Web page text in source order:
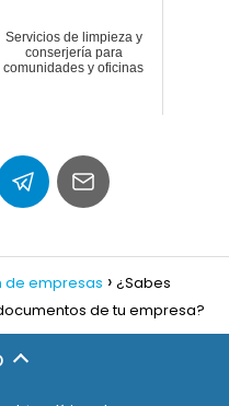
Servicios de limpieza y
conserjería para
comunidades y oficinas
de empresas
¿Sabes
de tu empresa?